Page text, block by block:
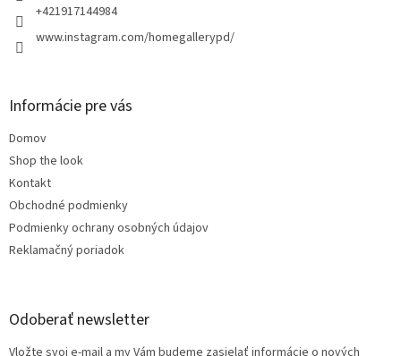
+421917144984
www.instagram.com/homegallerypd/
Informácie pre vás
Domov
Shop the look
Kontakt
Obchodné podmienky
Podmienky ochrany osobných údajov
Reklamačný poriadok
Odoberať newsletter